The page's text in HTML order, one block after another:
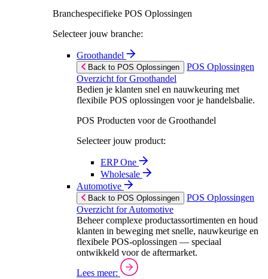
Branchespecifieke POS Oplossingen
Selecteer jouw branche:
Groothandel
Back to POS Oplossingen
POS Oplossingen
Overzicht for Groothandel
Bedien je klanten snel en nauwkeuring met
flexibile POS oplossingen voor je handelsbalie.
POS Producten voor de Groothandel
Selecteer jouw product:
ERP One
Wholesale
Automotive
Back to POS Oplossingen
POS Oplossingen
Overzicht for Automotive
Beheer complexe productassortimenten en houd
klanten in beweging met snelle, nauwkeurige en
flexibele POS-oplossingen — speciaal
ontwikkeld voor de aftermarket.
Lees meer: